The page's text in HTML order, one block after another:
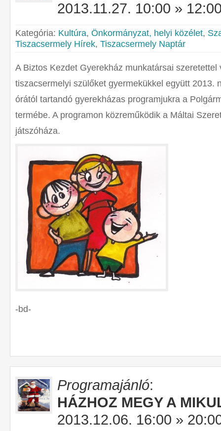
2013.11.27. 10:00 »
Kategória: Kultúra, Önkormányzat, helyi közélet,
Tiszacsermely Hírek, Tiszacsermely Naptár
A Biztos Kezdet Gyerekház munkatársai szeretettel
tiszacsermelyi szülőket gyermekükkel együtt 2013.
órától tartandó gyerekházas programjukra a
termébe. A programon közreműködik a Máltai
játszóháza.
-bd-
Programajánló:
HÁZHOZ MEGY A
2013.12.06. 16:00 »